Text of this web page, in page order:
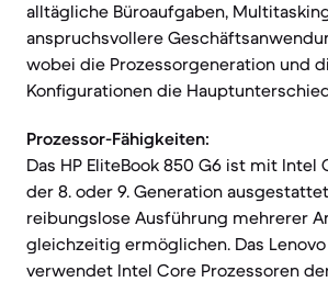
alltägliche Büroaufgaben,
anspruchsvollere
wobei die Prozessorgeneration und
Konfigurationen die
Prozessor-Fähigkeiten:
Das HP EliteBook 850 G6 ist mit Intel
der 8. oder 9. Generation
reibungslose Ausführung mehrerer
gleichzeitig ermöglichen. Das Lenovo
verwendet Intel Core Prozessoren